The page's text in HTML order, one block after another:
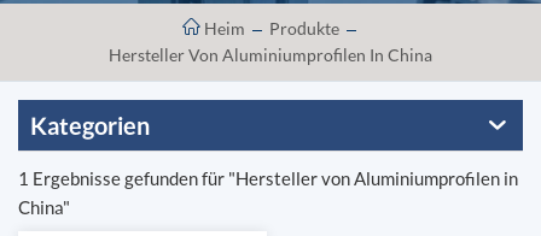
Heim
Produkte
Hersteller Von Aluminiumprofilen In China
Kategorien
1 Ergebnisse gefunden für "Hersteller von Aluminiumprofilen in
China"